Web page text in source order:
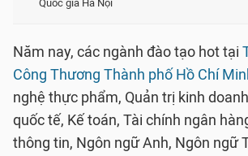
Quốc gia Hà Nội
Năm nay, các ngành đào tạo hot tại
Công Thương Thành phố Hồ Chí
nghệ thực phẩm, Quản trị kinh
quốc tế, Kế toán, Tài chính ngân
thông tin, Ngôn ngữ Anh, Ngôn ngữ